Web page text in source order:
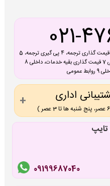
021-
داخلی 1 تقویت رزومه، 2 چاپ و نشر کتاب، 3 قیمت گذاری ترجمه، 4 پی گیری ترجمه، 5
قیمت گذاری تایپ، 6 پی گیری تایپ، داخلی 7 قیمت گذاری بقیه خدمات، داخلی 8
اداری
09199687040